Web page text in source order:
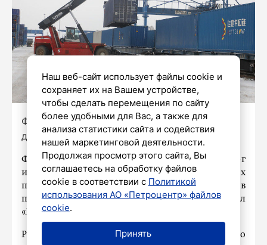
Фото: Александр Глуз/«Петербургский
дневник»
Французский ретейлер Leroy Merlin опроверг
информацию о планах по продаже складских
помещений в России. Об этом сообщили в
пресс-службе компании, пишет Telegram-канал
«Война с фейками».
Ранее в СМИ появились сообщения о том, что
Наш веб-сайт использует файлы cookie и
сохраняет их на Вашем устройстве,
чтобы сделать перемещения по сайту
более удобными для Вас, а также для
анализа статистики сайта и содействия
нашей маркетинговой деятельности.
Продолжая просмотр этого сайта, Вы
соглашаетесь на обработку файлов
cookie в соответствии с Политикой
использования АО «Петроцентр» файлов
cookie.
Принять